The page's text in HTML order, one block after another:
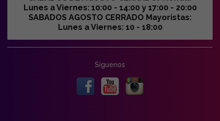
Lunes a Viernes: 10:00 - 14:00 y 17:00 - 20:00
SABADOS AGOSTO CERRADO Mayoristas:
Lunes a Viernes: 10 - 18:00
Síguenos